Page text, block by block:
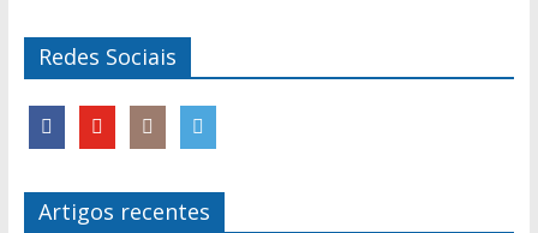
Redes Sociais
Artigos recentes